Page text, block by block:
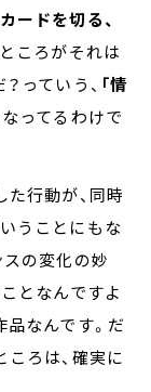
ードを切る、
ところがそれは
っていう、 「情
ってるわけで
行動が、同時
うことにもな
スの変化の妙
となんですよ
なんです。だ
ろは、確実に